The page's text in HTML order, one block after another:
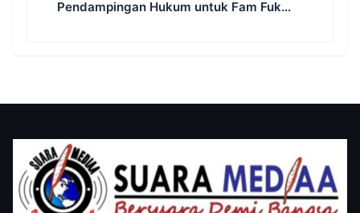
Pendampingan Hukum untuk Fam Fuk